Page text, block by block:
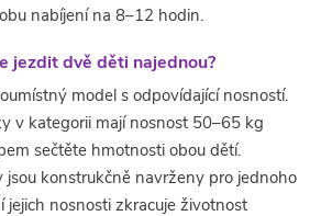
nabíjení na 8–12 hodin.
jezdit dvě děti najednou?
model s odpovídající nosností.
v kategorii mají nosnost 50–65 kg
sečtěte hmotnosti obou dětí.
jsou konstrukčně navrženy pro jednoho
jejich nosnosti zkracuje životnost